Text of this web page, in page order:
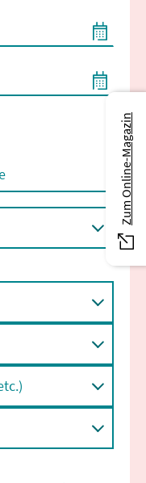
Zum Online-Magazin